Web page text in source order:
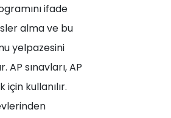
ifade
alma ve bu
yelpazesini
sınavları, AP
kullanılır.